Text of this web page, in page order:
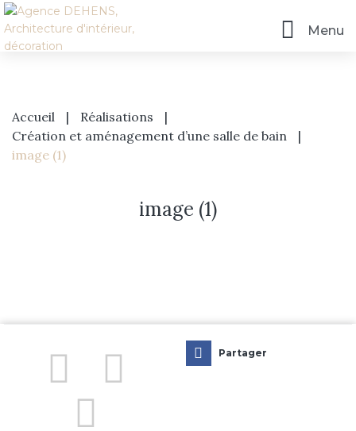
Menu
Prestations
Accueil | Réalisations
|
Création et aménagement d’une salle de bain
|
image (1)
image (1)
Partager